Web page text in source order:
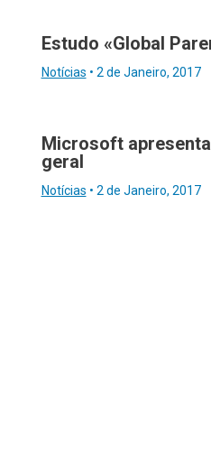
Estudo «Global
Notícias • 2 de Janeiro, 2017
Microsoft
geral
Notícias • 2 de Janeiro, 2017